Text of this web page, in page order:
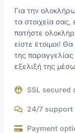
Για την
τα στοιχεία σας,
πατήστε
είστε έτοιμοι!
της
εξελιξή της
SSL secured
24/7 support
Payment